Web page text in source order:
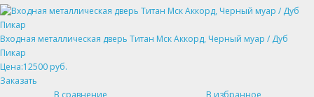
Входная металлическая дверь Титан Мск Аккорд, Черный муар / Дуб
Пикар
Цена:12500 руб.
Заказать